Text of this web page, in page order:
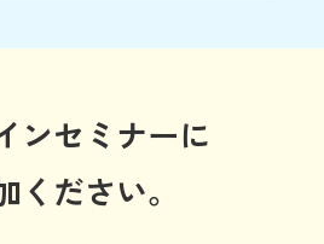
ンセミナーに
ください。